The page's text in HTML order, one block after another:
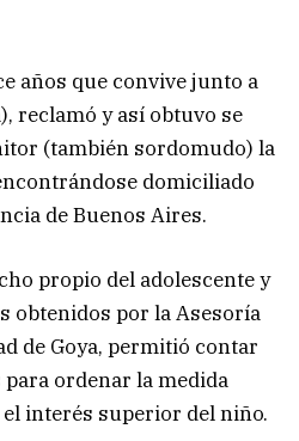
años que convive junto a
reclamó y así obtuvo se
(también sordomudo) la
domiciliado
de Buenos Aires.
propio del adolescente y
obtenidos por la Asesoría
de Goya, permitió contar
ordenar la medida
interés superior del niño.